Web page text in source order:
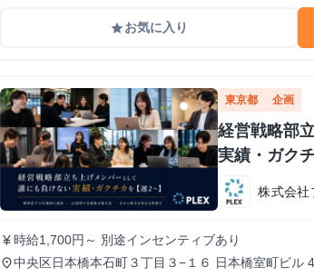
gradeお気に入り
東京都 企画
経営戦略部
実績・ガク
株式会社
currency_yen時給1,700円～ 別途インセンティブあり
place中央区日本橋本石町３丁目３−１６ 日本橋室町ビル